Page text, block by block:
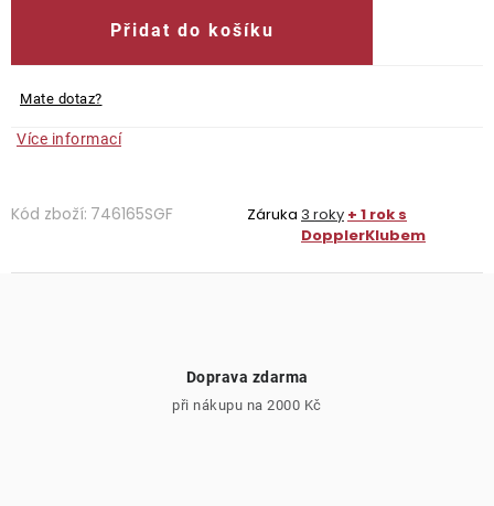
Přidat do košíku
Mate dotaz?
Více informací
Kód zboží: 746165SGF Záruka 3 roky + 1 rok s
DopplerKlubem
Doprava zdarma
při nákupu na 2000 Kč